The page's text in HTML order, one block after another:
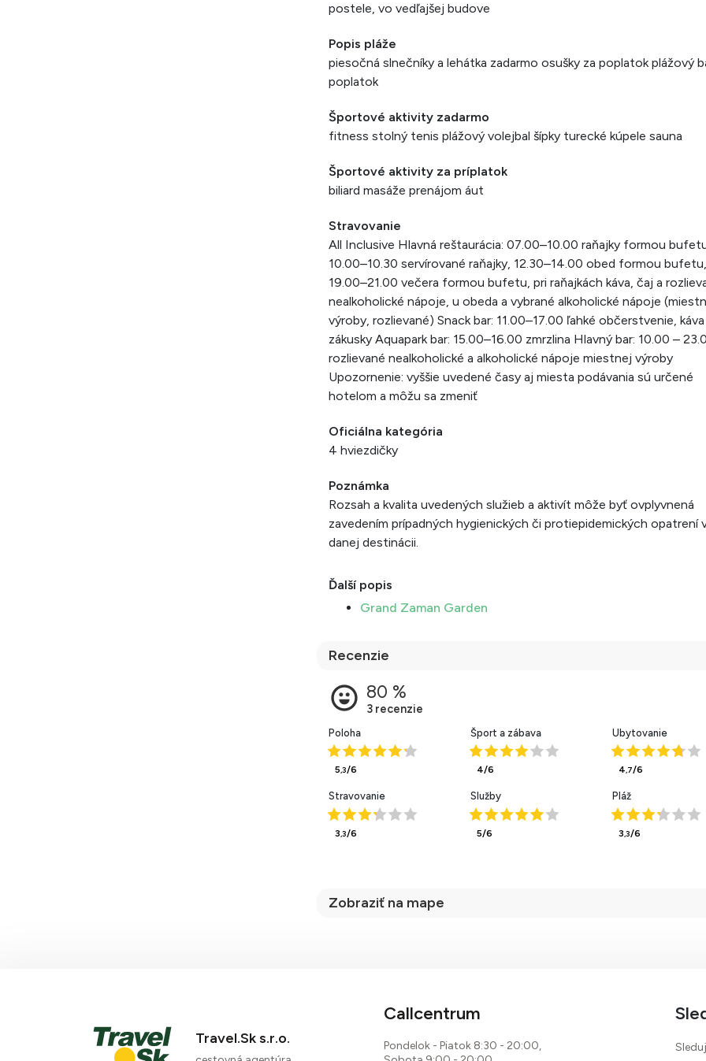
postele, vo vedľajšej budove
Popis pláže
piesočná slnečníky a lehátka zadarmo osušky za poplatok plážový
poplatok
Športové aktivity zadarmo
fitness stolný tenis plážový volejbal šípky turecké kúpele sauna
Športové aktivity za príplatok
biliard masáže prenájom áut
Stravovanie
All Inclusive Hlavná reštaurácia: 07.00–10.00 raňajky formou
10.00–10.30 servírované raňajky, 12.30–14.00 obed formou bufetu,
19.00–21.00 večera formou bufetu, pri raňajkách káva, čaj a
nealkoholické nápoje, u obeda a vybrané alkoholické nápoje
výroby, rozlievané) Snack bar: 11.00–17.00 ľahké občerstvenie,
zákusky Aquapark bar: 15.00–16.00 zmrzlina Hlavný bar: 10.00 –
rozlievané nealkoholické a alkoholické nápoje miestnej výroby
Upozornenie: vyššie uvedené časy aj miesta podávania sú určené
hotelom a môžu sa zmeniť
Oficiálna kategória
4 hviezdičky
Poznámka
Rozsah a kvalita uvedených služieb a aktivít môže byť ovplyvnená
zavedením prípadných hygienických či protiepidemických opatrení
danej destinácii.
Ďalší popis
Grand Zaman Garden
Recenzie
80 %
Poloha
5,3/6
Šport a zábava
4/6
Ubytovanie
4,7/6
Stravovanie
3,3/6
Služby
5/6
Pláž
3,3/6
Zobraziť na mape
Travel.Sk s.r.o.
Callcentrum
Pondelok - Piatok 8:30 - 20:00,